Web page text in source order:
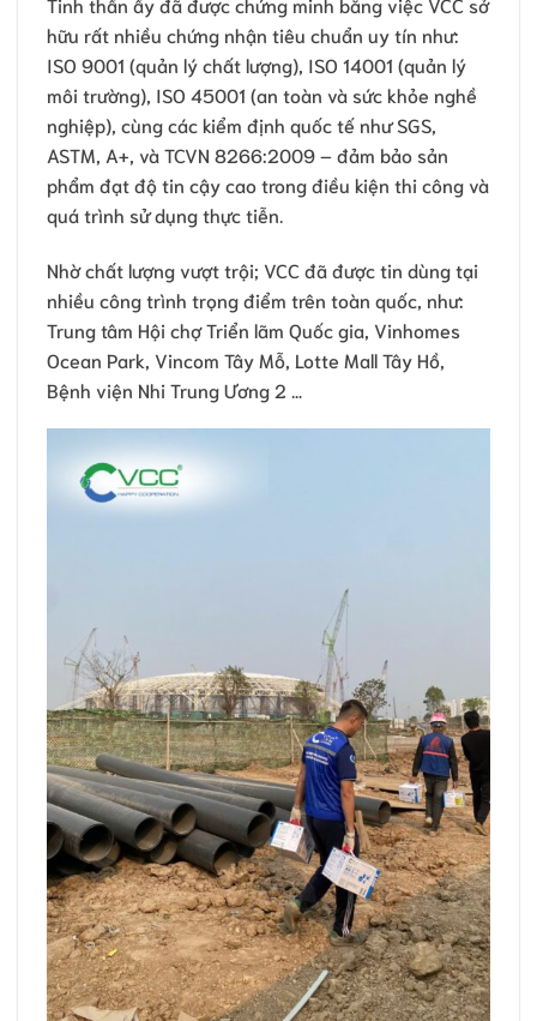
hữu rất nhiều chứng nhận tiêu chuẩn uy tín như:
ISO 9001 (quản lý chất lượng), ISO 14001 (quản lý
môi trường), ISO 45001 (an toàn và sức khỏe nghề
nghiệp), cùng các kiểm định quốc tế như SGS,
ASTM, A+, và TCVN 8266:2009 – đảm bảo sản
phẩm đạt độ tin cậy cao trong điều kiện thi công và
quá trình sử dụng thực tiễn.
Nhờ chất lượng vượt trội; VCC đã được tin dùng tại
nhiều công trình trọng điểm trên toàn quốc, như:
Trung tâm Hội chợ Triển lãm Quốc gia, Vinhomes
Ocean Park, Vincom Tây Mỗ, Lotte Mall Tây Hồ,
Bệnh viện Nhi Trung Ương 2 …